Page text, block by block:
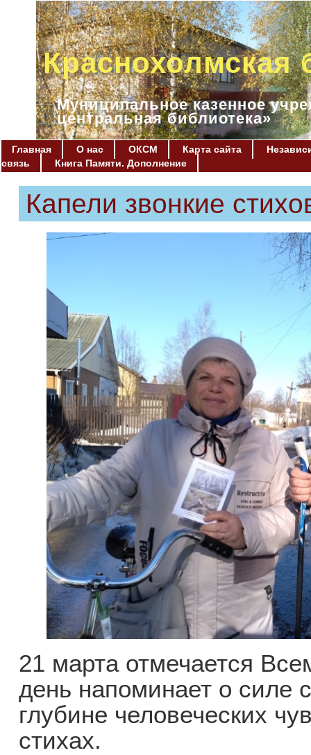
Краснохолмская
Муниципальное казенное
центральная библиотека»
Главная О нас ОКСМ Карта сайта
связь
Книга Памяти. Дополнение
Капели звонкие
21 марта отмечается
день напоминает о силе
глубине человеческих
стихах.